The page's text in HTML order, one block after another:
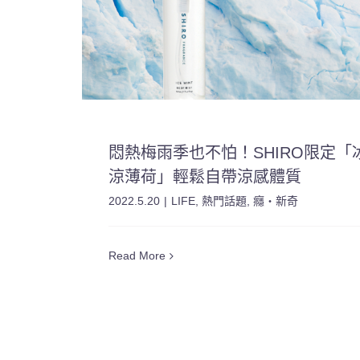
悶熱梅雨季也不怕！SHIRO限定「
涼薄荷」輕鬆自帶涼感體質
2022.5.20 | LIFE, 熱門話題, 癮・新奇
Read More